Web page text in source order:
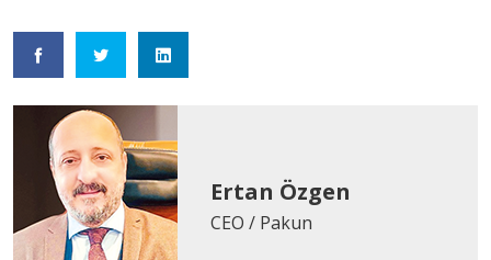
Ertan Özgen
CEO / Pakun